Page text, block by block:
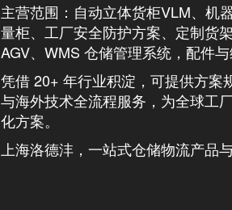
主营范围：自动立体货柜VLM、机
量柜、工厂安全防护方案、定制货
AGV、WMS 仓储管理系统，配件
凭借 20+ 年行业积淀，可提供方案
与海外技术全流程服务，为全球工
化方案。
上海洛德沣，一站式仓储物流产品